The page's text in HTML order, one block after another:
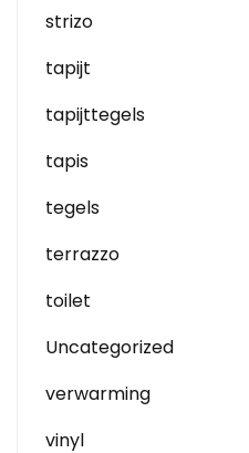
strizo
tapijt
tapijttegels
tapis
tegels
terrazzo
toilet
Uncategorized
verwarming
vinyl